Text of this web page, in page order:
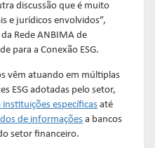
discussão que é muito
e jurídicos envolvidos”,
Rede ANBIMA de
para a Conexão ESG.
vêm atuando em múltiplas
ESG adotadas pelo setor,
específicas até
de informações a bancos
setor financeiro.